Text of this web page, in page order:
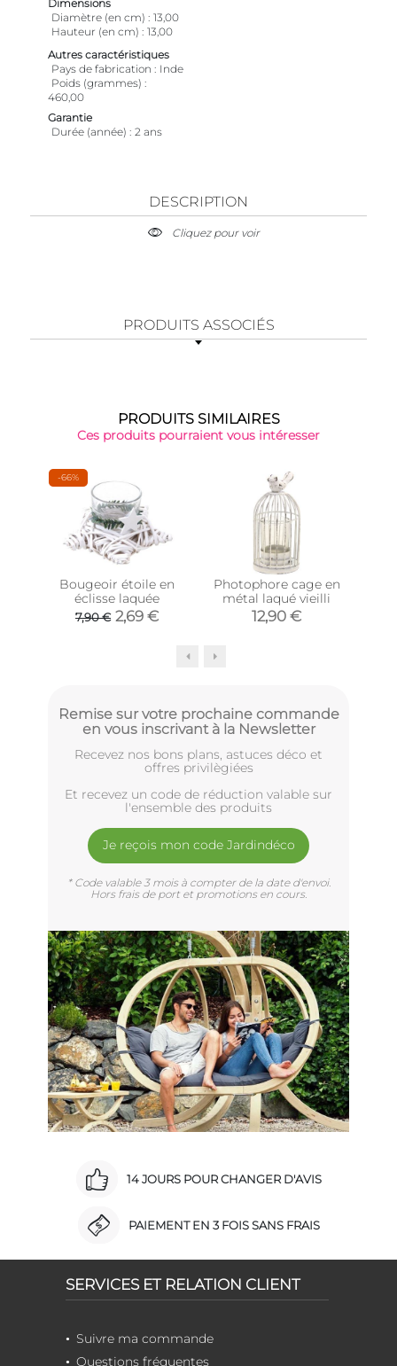
Dimensions
Diamètre (en cm)
13,00
Hauteur (en cm)
13,00
Autres caractéristiques
Pays de fabrication
Inde
Poids (grammes)
460,00
Garantie
Durée (année)
2 ans
DESCRIPTION
Cliquez pour voir
PRODUITS ASSOCIÉS
PRODUITS SIMILAIRES
Ces produits pourraient vous intéresser
-66%
Bougeoir étoile en
éclisse laquée
7,90 € 2,69 €
Photophore cage en
métal laqué vieilli
12,90 €
Remise sur votre prochaine commande
en vous inscrivant à la Newsletter
Recevez nos bons plans, astuces déco et
offres privilègiées
Et recevez un code de réduction valable sur
l'ensemble des produits
Je reçois mon code Jardindéco
* Code valable 3 mois à compter de la date d'envoi.
Hors frais de port et promotions en cours.
14 JOURS POUR CHANGER D'AVIS
PAIEMENT EN 3 FOIS SANS FRAIS
SERVICES ET RELATION CLIENT
Suivre ma commande
Questions fréquentes